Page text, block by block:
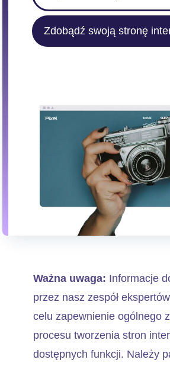
Zdobądź swoją stronę
Ważna uwaga: Informacje
przez nasz zespół
celu zapewnienie ogólnego
procesu tworzenia stron
dostępnych funkcji. Należy